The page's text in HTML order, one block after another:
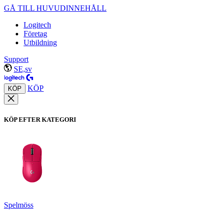
GÅ TILL HUVUDINNEHÅLL
Logitech
Företag
Utbildning
Support
SE,sv
KÖP KÖP
KÖP EFTER KATEGORI
Spelmöss